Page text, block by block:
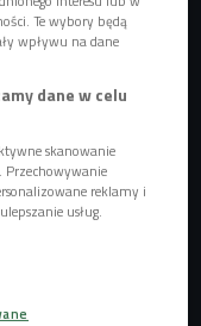
nam poznać tajniki
narciarskiego...
do własciwego
Czwórki)
zachęca do
dobrego
Te wybory będą
wpływu na dane
dane w celu
skanowanie
Przechowywanie
reklamy i
usług.